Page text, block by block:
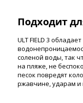
Подходит
ULT FIELD 3
соленой воды, так
на пляже, не
песок повредят
ржавчине, ударам и